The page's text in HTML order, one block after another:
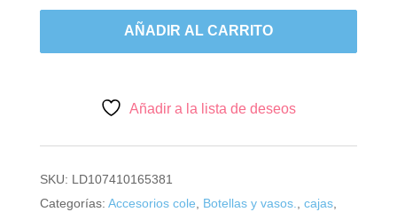
Little
AÑADIR AL CARRITO
Añadir a la lista de deseos
SKU: LD107410165381
Categorías: Accesorios cole Botellas y vasos. cajas,